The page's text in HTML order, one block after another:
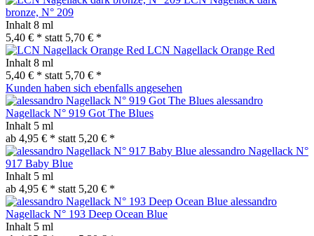
bronze, N° 209
Inhalt 8 ml
5,40 € * statt 5,70 € *
LCN Nagellack Orange Red
Inhalt 8 ml
5,40 € * statt 5,70 € *
Kunden haben sich ebenfalls angesehen
alessandro
Nagellack N° 919 Got The Blues
Inhalt 5 ml
ab 4,95 € * statt 5,20 € *
alessandro Nagellack N°
917 Baby Blue
Inhalt 5 ml
ab 4,95 € * statt 5,20 € *
alessandro
Nagellack N° 193 Deep Ocean Blue
Inhalt 5 ml